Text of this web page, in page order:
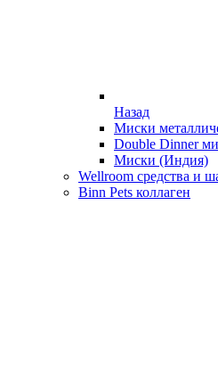
Назад
Миски
Double Dinner
Миски (Индия)
Wellroom средства и
Binn Pets коллаген